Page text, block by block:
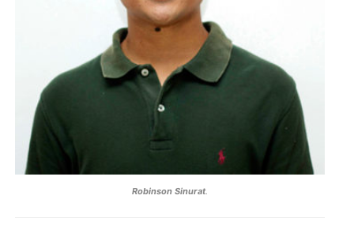
Robinson Sinurat.